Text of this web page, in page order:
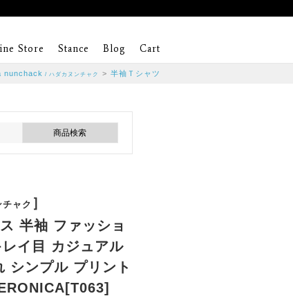
Store Stance Blog Cart
nunchack / ハダカヌンチャク > 半袖Ｔシャツ
ャク ］
半袖 ファッショ
イ目 カジュアル
シンプル プリント